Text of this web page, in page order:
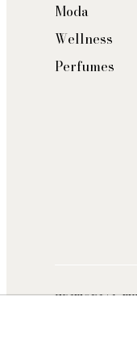
Moda
Wellness
Perfumes
EDITORIAL